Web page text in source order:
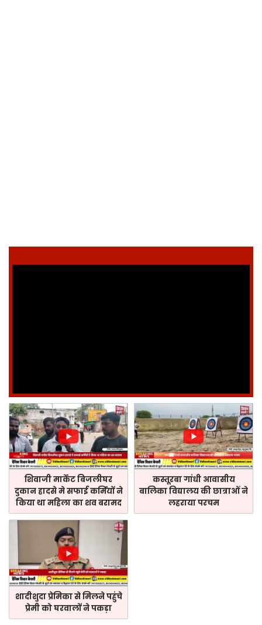
शिवाजी मार्केट बिजलीघर
दुकान हादसे मे सफाई कर्मियों ने
किया था महिला का शव बरामद
कस्तूरबा गांधी आवासीय
बालिका विद्यालय की छात्राओं ने
लहराया परचम
शादीशुदा प्रेमिका से मिलने पहुंचे
प्रेमी को घरवालों ने पकड़ा